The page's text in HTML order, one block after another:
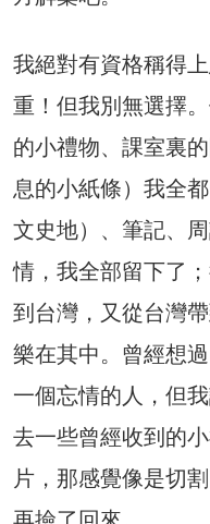
我絕對有資格稱得
重！但我別無選擇
的小禮物、課室裏
息的小紙條）我全
文史地）、筆記、
情，我全部留下了
到台灣，又從台灣
樂在其中。曾經想
一個忘情的人，但
去一些曾經收到的
片，那感覺像是切